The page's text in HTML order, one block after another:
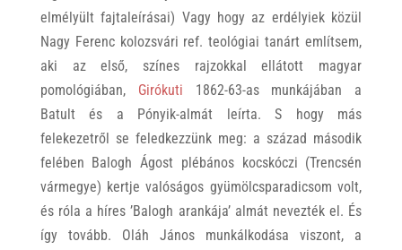
elmélyült fajtaleírásai) Vagy hogy az erdélyiek közül
Nagy Ferenc kolozsvári ref. teológiai tanárt említsem,
aki az első, színes rajzokkal ellátott magyar
pomológiában, Girókuti 1862-63-as munkájában a
Batult és a Pónyik-almát leírta. S hogy más
felekezetről se feledkezzünk meg: a század második
felében Balogh Ágost plébános kocskóczi (Trencsén
vármegye) kertje valóságos gyümölcsparadicsom volt,
és róla a híres ’Balogh arankája’ almát nevezték el. És
így tovább. Oláh János munkálkodása viszont, a